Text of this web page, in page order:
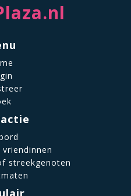
streekgenoten